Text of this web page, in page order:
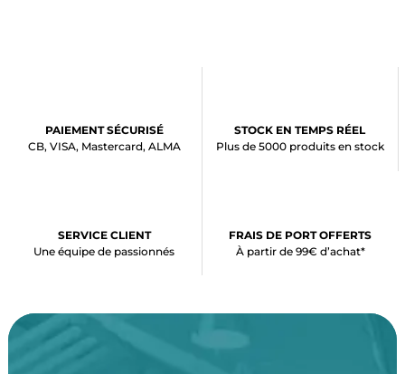
PAIEMENT SÉCURISÉ
CB, VISA, Mastercard, ALMA
STOCK EN TEMPS RÉEL
Plus de 5000 produits en stock
SERVICE CLIENT
Une équipe de passionnés
FRAIS DE PORT OFFERTS
À partir de 99€ d’achat*